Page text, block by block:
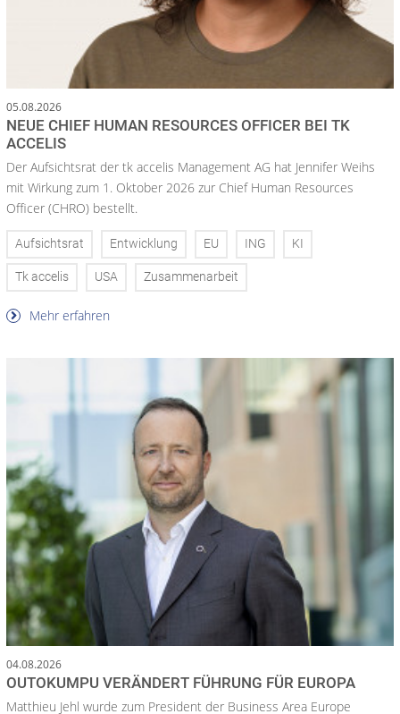
05.08.2026
NEUE CHIEF HUMAN RESOURCES OFFICER BEI TK
ACCELIS
Der Aufsichtsrat der tk accelis Management AG hat Jennifer Weihs
mit Wirkung zum 1. Oktober 2026 zur Chief Human Resources
Officer (CHRO) bestellt.
Aufsichtsrat Entwicklung EU ING KI
Tk accelis USA Zusammenarbeit
Mehr erfahren
04.08.2026
OUTOKUMPU VERÄNDERT FÜHRUNG FÜR EUROPA
Matthieu Jehl wurde zum President der Business Area Europe